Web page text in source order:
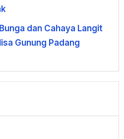
dan Cahaya Langit
Gunung Padang